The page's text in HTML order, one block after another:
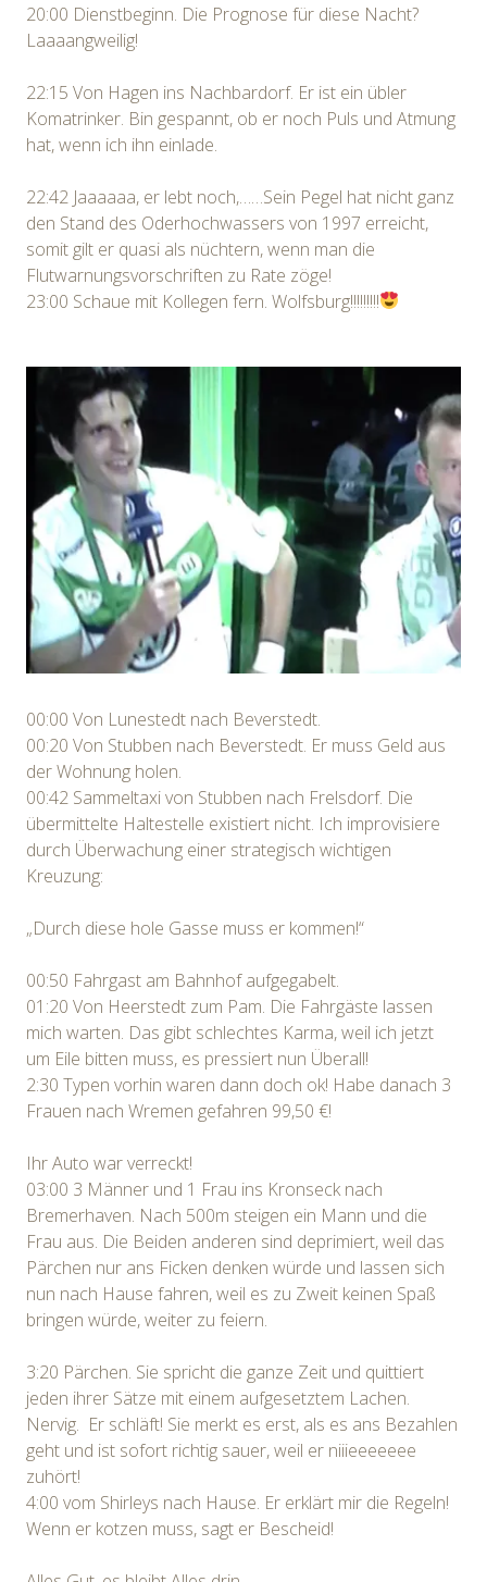
20:00 Dienstbeginn. Die Prognose für diese Nacht?
Laaaangweilig!
22:15 Von Hagen ins Nachbardorf. Er ist ein übler
Komatrinker. Bin gespannt, ob er noch Puls und Atmung
hat, wenn ich ihn einlade.
22:42 Jaaaaaa, er lebt noch,……Sein Pegel hat nicht ganz
den Stand des Oderhochwassers von 1997 erreicht,
somit gilt er quasi als nüchtern, wenn man die
Flutwarnungsvorschriften zu Rate zöge!
23:00 Schaue mit Kollegen fern. Wolfsburg!!!!!!!!!
00:00 Von Lunestedt nach Beverstedt.
00:20 Von Stubben nach Beverstedt. Er muss Geld aus
der Wohnung holen.
00:42 Sammeltaxi von Stubben nach Frelsdorf. Die
übermittelte Haltestelle existiert nicht. Ich improvisiere
durch Überwachung einer strategisch wichtigen
Kreuzung:
„Durch diese hole Gasse muss er kommen!“
00:50 Fahrgast am Bahnhof aufgegabelt.
01:20 Von Heerstedt zum Pam. Die Fahrgäste lassen
mich warten. Das gibt schlechtes Karma, weil ich jetzt
um Eile bitten muss, es pressiert nun Überall!
2:30 Typen vorhin waren dann doch ok! Habe danach 3
Frauen nach Wremen gefahren 99,50 €!
Ihr Auto war verreckt!
03:00 3 Männer und 1 Frau ins Kronseck nach
Bremerhaven. Nach 500m steigen ein Mann und die
Frau aus. Die Beiden anderen sind deprimiert, weil das
Pärchen nur ans Ficken denken würde und lassen sich
nun nach Hause fahren, weil es zu Zweit keinen Spaß
bringen würde, weiter zu feiern.
3:20 Pärchen. Sie spricht die ganze Zeit und quittiert
jeden ihrer Sätze mit einem aufgesetztem Lachen.
Nervig. Er schläft! Sie merkt es erst, als es ans Bezahlen
geht und ist sofort richtig sauer, weil er niiieeeeeee
zuhört!
4:00 vom Shirleys nach Hause. Er erklärt mir die Regeln!
Wenn er kotzen muss, sagt er Bescheid!